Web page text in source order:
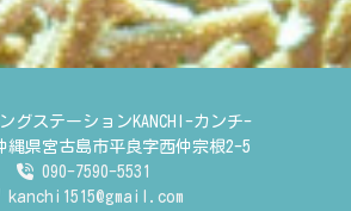
グステーションKANCHI-カンチ-
縄県宮古島市平良字西仲宗根2-5
090-7590-5531
kanchi1515@gmail.com